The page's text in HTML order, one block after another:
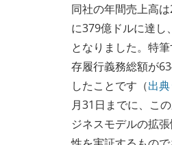
同社の年間売上高
に379億ドルに達し
となりました。特
存履行義務総額が
したことです（出典
月31日までに、こ
ジネスモデルの拡